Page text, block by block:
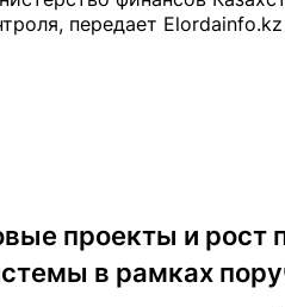
передает
проекты и рост
в рамках